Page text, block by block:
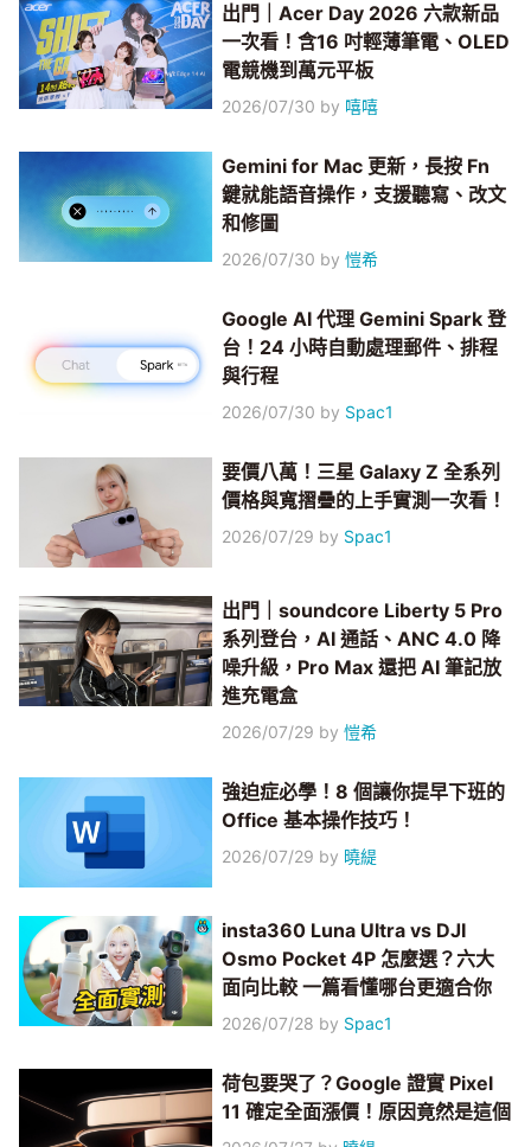
出門｜Acer Day 2026 六款新品
一次看！含16 吋輕薄筆電、OLED
電競機到萬元平板
2026/07/30 by 嘻嘻
Gemini for Mac 更新，長按 Fn
鍵就能語音操作，支援聽寫、改文
和修圖
2026/07/30 by愷希
Google AI 代理 Gemini Spark 登
台！24 小時自動處理郵件、排程
與行程
2026/07/30 by Spac1
要價八萬！三星 Galaxy Z 全系列
價格與寬摺疊的上手實測一次看！
2026/07/29 by Spac1
出門｜soundcore Liberty 5 Pro
系列登台，AI 通話、ANC 4.0 降
噪升級，Pro Max 還把 AI 筆記放
進充電盒
2026/07/29 by愷希
強迫症必學！8 個讓你提早下班的
Office 基本操作技巧！
2026/07/29 by 曉緹
insta360 Luna Ultra vs DJI
Osmo Pocket 4P 怎麼選？六大
面向比較 一篇看懂哪台更適合你
2026/07/28 by Spac1
荷包要哭了？Google 證實 Pixel
11 確定全面漲價！原因竟然是這個